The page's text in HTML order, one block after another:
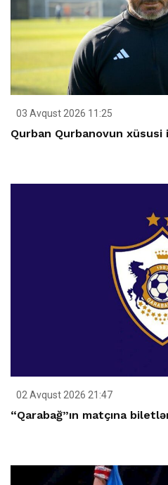
03 Avqust 2026 11:25
Qurban Qurbanovun
02 Avqust 2026 21:47
“Qarabağ”ın matçına